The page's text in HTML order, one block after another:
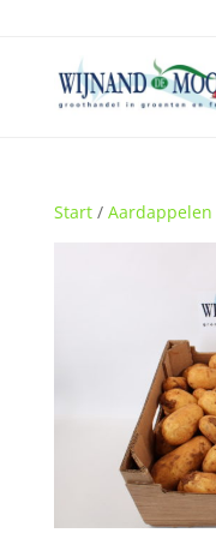
Start/ Aardappelen